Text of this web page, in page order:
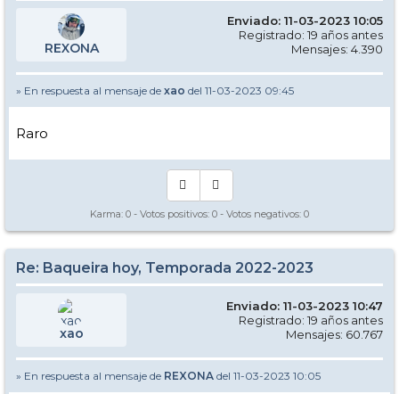
REXONA
Enviado: 11-03-2023 10:05
Registrado: 19 años antes
Mensajes: 4.390
» En respuesta al mensaje de xao del 11-03-2023 09:45
Raro
Karma: 0 - Votos positivos: 0 - Votos negativos: 0
Re: Baqueira hoy, Temporada 2022-2023
xao
Enviado: 11-03-2023 10:47
Registrado: 19 años antes
Mensajes: 60.767
» En respuesta al mensaje de REXONA del 11-03-2023 10:05